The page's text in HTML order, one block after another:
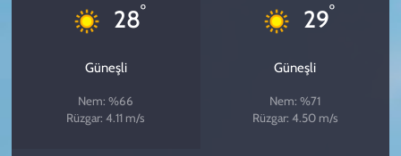
28°
Güneşli
Nem: %66
Rüzgar: 4.11 m/s
29°
Güneşli
Nem: %71
Rüzgar: 4.50 m/s